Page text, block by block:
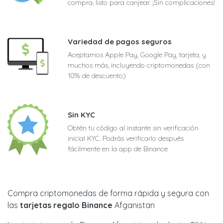
compra, listo para canjear. ¡Sin complicaciones!
Variedad de pagos seguros
Aceptamos Apple Pay, Google Pay, tarjeta, y
muchos más, incluyendo criptomonedas (con
10% de descuento)
Sin KYC
Obtén tu código al instante sin verificación
inicial KYC. Podrás verificarlo después
fácilmente en la app de Binance
Compra criptomonedas de forma rápida y segura con
las tarjetas regalo Binance Afganistan